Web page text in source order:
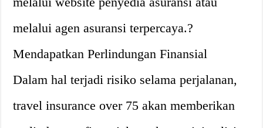
melalui agen asuransi terpercaya.?
Mendapatkan Perlindungan Finansial
Dalam hal terjadi risiko selama perjalanan,
travel insurance over 75 akan memberikan